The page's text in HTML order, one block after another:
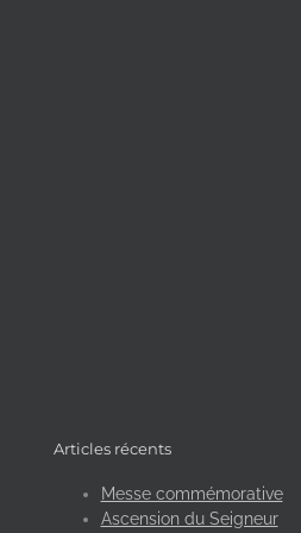
Articles récents
Messe commémorative
Ascension du Seigneur